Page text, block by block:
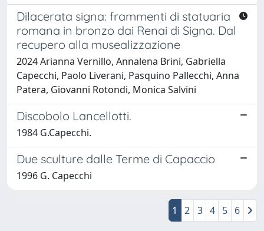
Dilacerata signa: frammenti di statuaria
romana in bronzo dai Renai di Signa. Dal
recupero alla musealizzazione
2024 Arianna Vernillo, Annalena Brini, Gabriella
Capecchi, Paolo Liverani, Pasquino Pallecchi, Anna
Patera, Giovanni Rotondi, Monica Salvini
Discobolo Lancellotti.
1984 G.Capecchi.
Due sculture dalle Terme di Capaccio
1996 G. Capecchi
1 2 3 4 5 6